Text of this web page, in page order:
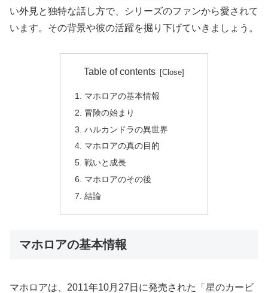
い外見と独特な話し方で、シリーズのファンから愛されて
います。その背景や彼の活躍を掘り下げていきましょう。
Table of contents
マホロアの基本情報
冒険の始まり
ハルカンドラの異世界
マホロアの真の目的
戦いと成長
マホロアのその後
結論
マホロアの基本情報
マホロアは、2011年10月27日に発売された「星のカービ